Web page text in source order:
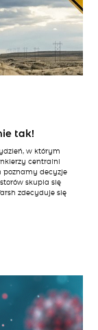
tak!
w którym
centralni
poznamy decyzje
skupia się
zdecyduje się